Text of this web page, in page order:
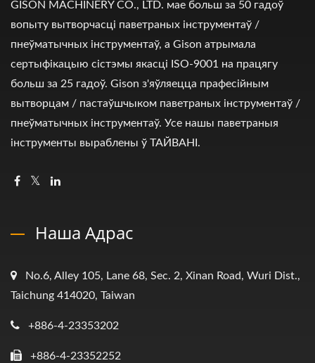
GISON MACHINERY CO., LTD. мае больш за 50 гадоў
вопыту вытворчасці паветраных інструментаў /
пнеўматычных інструментаў, а Gison атрымала
сертыфікацыю сістэмы якасці ISO-9001 на працягу
больш за 25 гадоў. Gison з'яўляецца прафесійным
вытворцам / пастаўшчыком паветраных інструментаў /
пнеўматычных інструментаў. Усе нашы паветраныя
інструменты выраблены ў ТАЙВАНІ.
Наша Адрас
No.6, Alley 105, Lane 68, Sec. 2, Xinan Road, Wuri Dist.,
Taichung 414020, Taiwan
+886-4-23353202
+886-4-23352252